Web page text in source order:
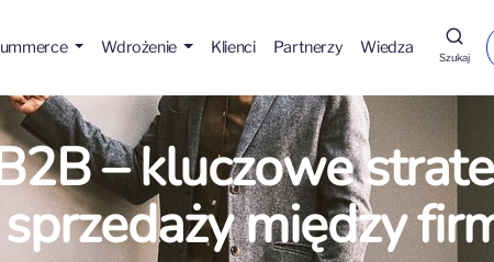
Wdrożenie Klienci Partnerzy Wiedza
Szukaj
– kluczowe
między